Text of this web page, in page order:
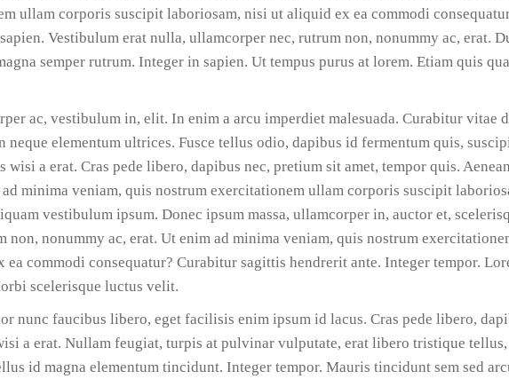
ullam corporis suscipit laboriosam, nisi ut aliquid ex ea commodi
Vestibulum erat nulla, ullamcorper nec, rutrum non, nonummy ac, erat.
semper rutrum. Integer in sapien. Ut tempus purus at lorem. Etiam quis
ac, vestibulum in, elit. In enim a arcu imperdiet malesuada. Curabitur vitae
elementum ultrices. Fusce tellus odio, dapibus id fermentum quis,
wisi a erat. Cras pede libero, dapibus nec, pretium sit amet, tempor quis.
minima veniam, quis nostrum exercitationem ullam corporis suscipit
vestibulum ipsum. Donec ipsum massa, ullamcorper in, auctor et,
nonummy ac, erat. Ut enim ad minima veniam, quis nostrum
commodi consequatur? Curabitur sagittis hendrerit ante. Integer tempor.
scelerisque luctus velit.
nunc faucibus libero, eget facilisis enim ipsum id lacus. Cras pede libero,
a erat. Nullam feugiat, turpis at pulvinar vulputate, erat libero tristique tellus,
id magna elementum tincidunt. Integer tempor. Mauris tincidunt sem sed